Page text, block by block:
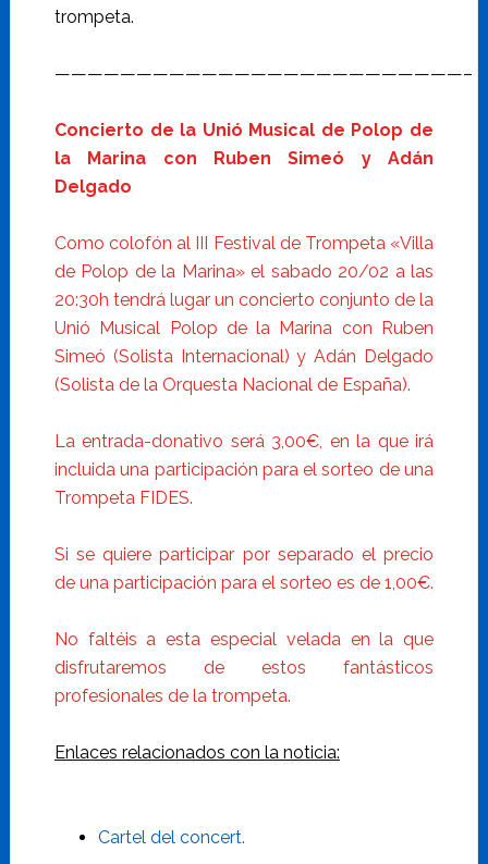
trompeta.
—————————————————————————–
Concierto de la Unió Musical de Polop de
la Marina con Ruben Simeó y Adán
Delgado
Como colofón al III Festival de Trompeta «Villa
de Polop de la Marina» el sabado 20/02 a las
20:30h tendrá lugar un concierto conjunto de la
Unió Musical Polop de la Marina con Ruben
Simeó (Solista Internacional) y Adán Delgado
(Solista de la Orquesta Nacional de España).
La entrada-donativo será 3,00€, en la que irá
incluida una participación para el sorteo de una
Trompeta FIDES.
Si se quiere participar por separado el precio
de una participación para el sorteo es de 1,00€.
No faltéis a esta especial velada en la que
disfrutaremos de estos fantásticos
profesionales de la trompeta.
Enlaces relacionados con la noticia:
Cartel del concert.